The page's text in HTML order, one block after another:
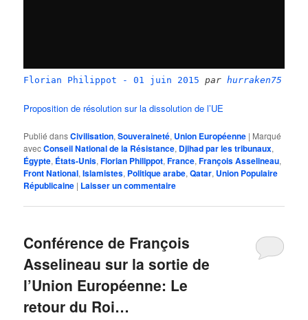
Florian Philippot - 01 juin 2015 parhurraken75
Proposition de résolution sur la dissolution de l’UE
Publié dansCivilisation,Souveraineté, Union Européenne | Marqué
avecConseil National de la Résistance, Djihad par les tribunaux,
Égypte, États-Unis,Florian Philippot,France,François Asselineau,
Front National,Islamistes, Politique arabe,Qatar, Union Populaire
Républicaine | Laisser un commentaire
Conférence de François
Asselineau sur la sortie de
l’Union Européenne: Le
retour du Roi…